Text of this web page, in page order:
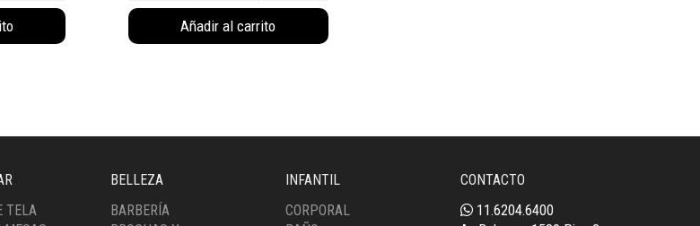
Sopapa
(813PE)
Añadir al carrito
TELA
BELLEZA
BARBERÍA
INFANTIL
CORPORAL
CONTACTO
11.6204.6400